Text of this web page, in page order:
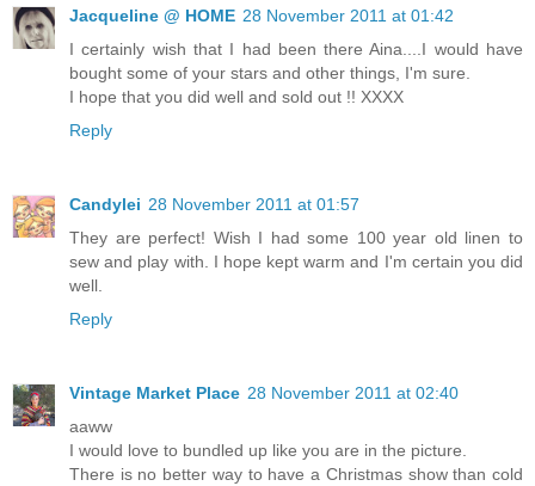
Jacqueline @ HOME 28 November 2011 at 01:42
I certainly wish that I had been there Aina....I would have
bought some of your stars and other things, I'm sure.
I hope that you did well and sold out !! XXXX
Reply
Candylei 28 November 2011 at 01:57
They are perfect! Wish I had some 100 year old linen to
sew and play with. I hope kept warm and I'm certain you did
well.
Reply
Vintage Market Place 28 November 2011 at 02:40
aaww
I would love to bundled up like you are in the picture.
There is no better way to have a Christmas show than cold